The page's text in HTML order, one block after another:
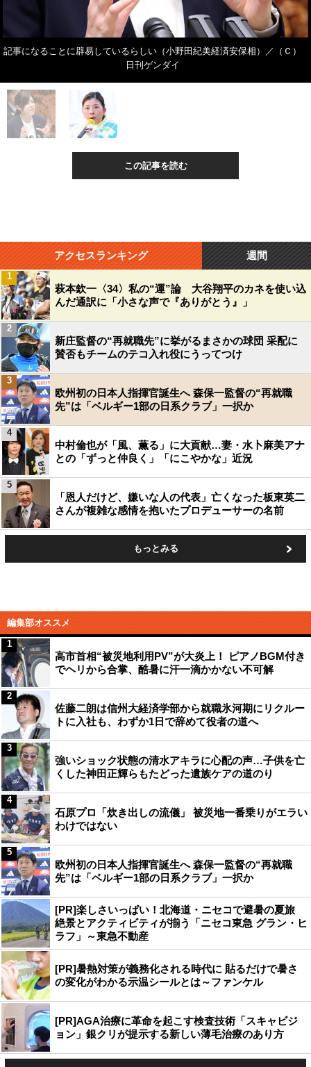
記事になることに辟易しているらしい（小野田紀美経済安保相）／（Ｃ）
日刊ゲンダイ
この記事を読む
アクセスランキング 週間
萩本欽一〈34〉私の“運”論 大谷翔平のカネを使い込
んだ通訳に「小さな声で『ありがとう』」
1
新庄監督の“再就職先”に挙がるまさかの球団 采配に
賛否もチームのテコ入れ役にうってつけ
2
欧州初の日本人指揮官誕生へ 森保一監督の“再就職
先”は「ベルギー1部の日系クラブ」一択か
3
中村倫也が「風、薫る」に大貢献…妻・水卜麻美アナ
との「ずっと仲良く」「にこやかな」近況
4
「恩人だけど、嫌いな人の代表」亡くなった板東英二
さんが複雑な感情を抱いたプロデューサーの名前
5
もっとみる
編集部オススメ
高市首相“被災地利用PV”が大炎上！ ピアノBGM付き
でヘリから合掌、酷暑に汗一滴かかない不可解
1
佐藤二朗は信州大経済学部から就職氷河期にリクルー
トに入社も、わずか1日で辞めて役者の道へ
2
強いショック状態の清水アキラに心配の声…子供を亡
くした神田正輝らもたどった遺族ケアの道のり
3
石原プロ「炊き出しの流儀」 被災地一番乗りがエラい
わけではない
4
欧州初の日本人指揮官誕生へ 森保一監督の“再就職
先”は「ベルギー1部の日系クラブ」一択か
5
[PR]楽しさいっぱい！北海道・ニセコで避暑の夏旅
絶景とアクティビティが揃う「ニセコ東急 グラン・ヒ
ラフ」～東急不動産
[PR]暑熱対策が義務化される時代に 貼るだけで暑さ
の変化がわかる示温シールとは～ファンケル
[PR]AGA治療に革命を起こす検査技術「スキャビジ
ョン」銀クリが提示する新しい薄毛治療のあり方